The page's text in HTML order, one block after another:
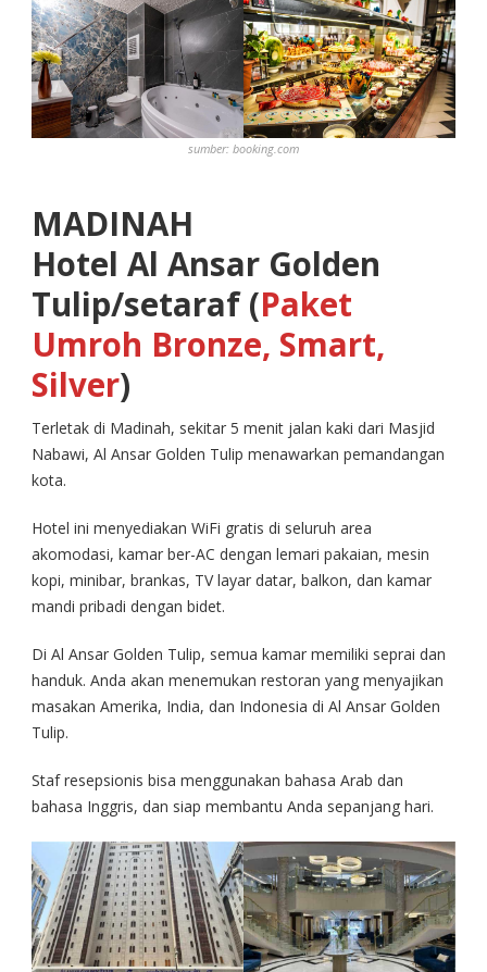
sumber: booking.com
MADINAH
Hotel Al Ansar Golden
Tulip/setaraf (Paket
Umroh Bronze, Smart,
Silver)
Terletak di Madinah, sekitar 5 menit jalan kaki dari Masjid
Nabawi, Al Ansar Golden Tulip menawarkan pemandangan
kota.
Hotel ini menyediakan WiFi gratis di seluruh area
akomodasi, kamar ber-AC dengan lemari pakaian, mesin
kopi, minibar, brankas, TV layar datar, balkon, dan kamar
mandi pribadi dengan bidet.
Di Al Ansar Golden Tulip, semua kamar memiliki seprai dan
handuk. Anda akan menemukan restoran yang menyajikan
masakan Amerika, India, dan Indonesia di Al Ansar Golden
Tulip.
Staf resepsionis bisa menggunakan bahasa Arab dan
bahasa Inggris, dan siap membantu Anda sepanjang hari.